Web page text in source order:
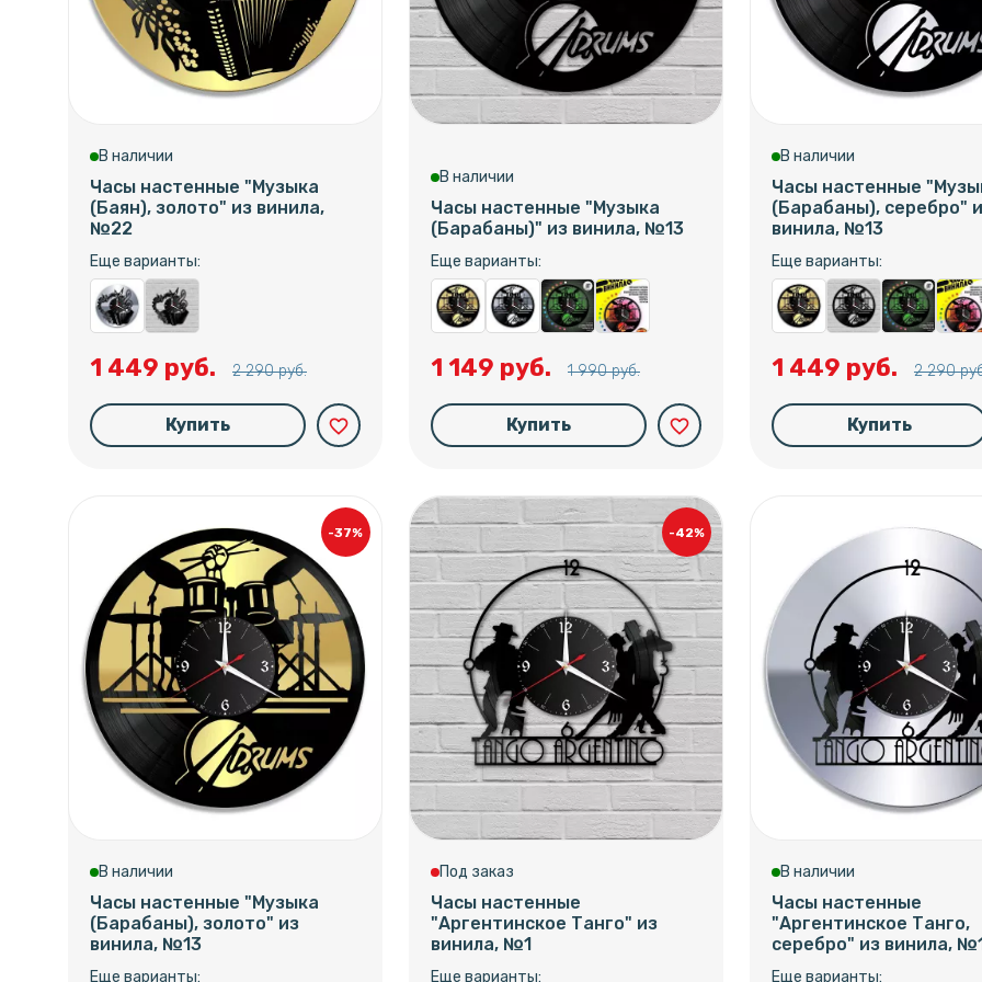
В наличии
Часы настенные "Музыка
(Баян), золото" из винила,
№22
Еще варианты:
1 449 руб. 2 290 руб.
Купить favorite_border
В наличии
Часы настенные "Музыка
(Барабаны)" из винила, №13
Еще варианты:
1 149 руб. 1 990 руб.
Купить favorite_border
В наличии
Часы настенные
(Барабаны), серебро"
винила, №13
Еще варианты:
1 449 руб. 2 290
Купить
-37%
В наличии
Часы настенные "Музыка
(Барабаны), золото" из
винила, №13
Еще варианты:
-42%
Под заказ
Часы настенные
"Аргентинское Танго" из
винила, №1
Еще варианты:
В наличии
Часы настенные
"Аргентинское Танго,
серебро" из винила,
Еще варианты: